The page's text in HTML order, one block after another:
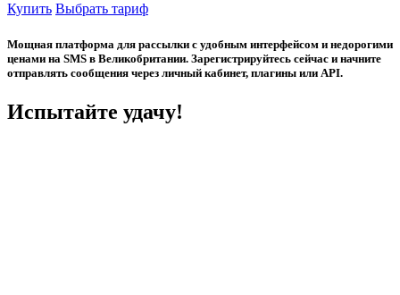
Купить Выбрать тариф
Мощная платформа для рассылки с удобным интерфейсом и недорогими
ценами на SMS в Великобритании. Зарегистрируйтесь сейчас и начните
отправлять сообщения через личный кабинет, плагины или API.
Испытайте удачу!